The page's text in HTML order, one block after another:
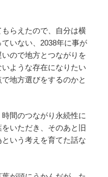
らえたので、自分は横
いない、2038年に事が
ので地方とつながりを
ような存在になりたい
地方選びをするのかと
間のつながり永続性に
いただき、そのあと旧
いう考えを育てた話な